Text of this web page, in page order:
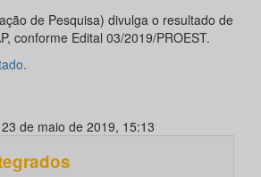
de Pesquisa) divulga o resultado de
conforme Edital 03/2019/PROEST.
de maio de 2019, 15:13